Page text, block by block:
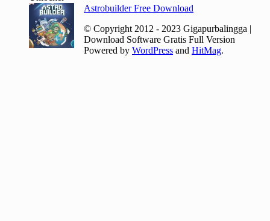
Astrobuilder Free Download
© Copyright 2012 - 2023 Gigapurbalingga |
Download Software Gratis Full Version
Powered by WordPress and HitMag.